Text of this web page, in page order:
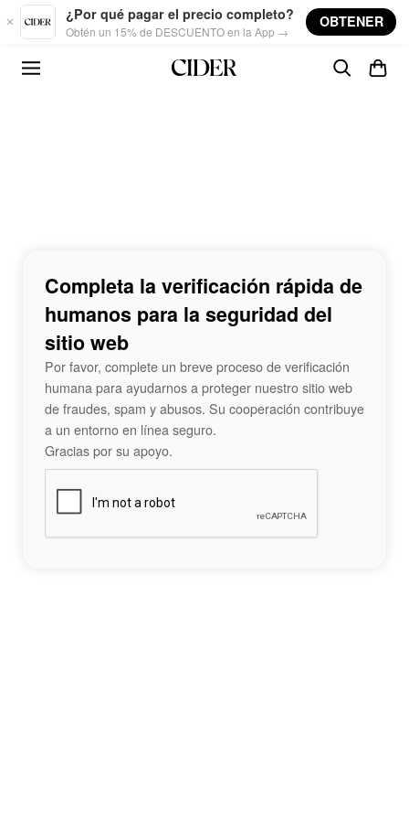
Skip to main content
¿Por qué pagar el precio completo?
Obtén un 15% de DESCUENTO en la App →
OBTENER
Completa la verificación rápida de
humanos para la seguridad del
sitio web
Por favor, complete un breve proceso de verificación
humana para ayudarnos a proteger nuestro sitio web
de fraudes, spam y abusos. Su cooperación contribuye
a un entorno en línea seguro.
Gracias por su apoyo.